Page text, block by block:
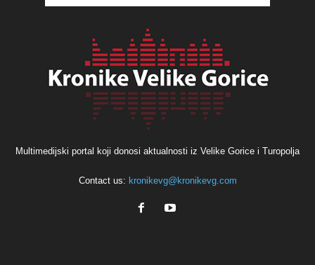
Multimedijski portal koji donosi aktualnosti iz Velike Gorice i Turopolja
Contact us: kronikevg@kronikevg.com